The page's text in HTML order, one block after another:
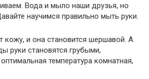
Вода и мыло наши друзья, но
научимся правильно мыть руки.
кожу, и она становится шершавой. А
руки становятся грубыми,
температура комнатная,